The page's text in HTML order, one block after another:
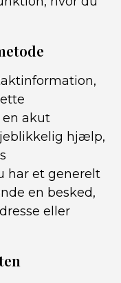
en akut
hjælp,
har et generelt
en besked,
eller